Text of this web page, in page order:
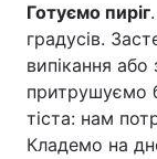
Готуємо пиріг
градусів.
випікання
притрушуємо
тіста: нам
Кладемо на